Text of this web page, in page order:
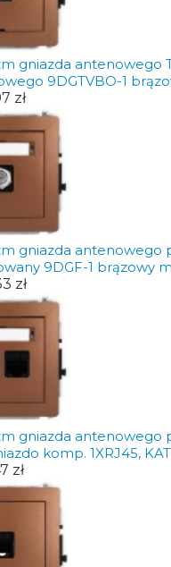
gniazda antenowego
9DGTVBO-1
zł
gniazda antenowego
9DGF-1 brązowy
zł
gniazda antenowego
komp. 1XRJ45,
zł